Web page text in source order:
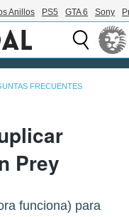
Anillos PS5 GTA 6 Sony
FRECUENTES
Prey
funciona) para